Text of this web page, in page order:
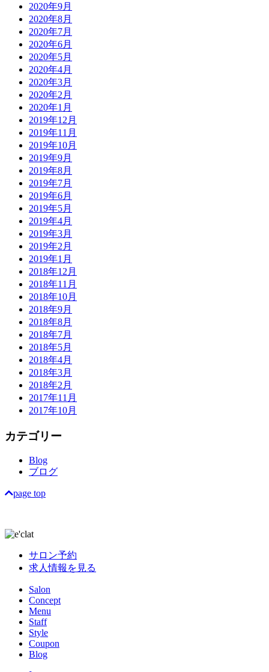
2020年9月
2020年8月
2020年7月
2020年6月
2020年5月
2020年4月
2020年3月
2020年2月
2020年1月
2019年12月
2019年11月
2019年10月
2019年9月
2019年8月
2019年7月
2019年6月
2019年5月
2019年4月
2019年3月
2019年2月
2019年1月
2018年12月
2018年11月
2018年10月
2018年9月
2018年8月
2018年7月
2018年5月
2018年4月
2018年3月
2018年2月
2017年11月
2017年10月
カテゴリー
Blog
ブログ
page top
サロン予約
求人情報を見る
Salon
Concept
Menu
Staff
Style
Coupon
Blog